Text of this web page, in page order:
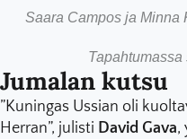
Saara Campos ja Minna
Tapahtumassa
Jumalan kutsu
”Kuningas Ussian oli
Herran”, julisti David Gava,